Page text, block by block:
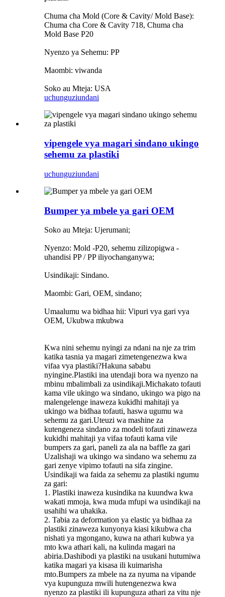
Chuma cha Mold (Core & Cavity/ Mold Base):
Chuma cha Core & Cavity 718, Chuma cha
Mold Base P20
Nyenzo ya Sehemu: PP
Maombi: viwanda
Soko au Mteja: USA
uchunguziundani
vipengele vya magari sindano ukingo
sehemu za plastiki
uchunguziundani
Bumper ya mbele ya gari OEM
Soko au Mteja: Ujerumani;
Nyenzo: Mold -P20, sehemu zilizopigwa -
uhandisi PP / PP iliyochanganywa;
Usindikaji: Sindano.
Maombi: Gari, OEM, sindano;
Umaalumu wa bidhaa hii: Vipuri vya gari vya
OEM, Ukubwa mkubwa
Kwa nini sehemu nyingi za ndani na nje za trim
katika tasnia ya magari zimetengenezwa kwa
vifaa vya plastiki?Hakuna sababu
nyingine.Plastiki ina utendaji bora wa nyenzo na
mbinu mbalimbali za usindikaji.Michakato tofauti
kama vile ukingo wa sindano, ukingo wa pigo na
malengelenge inaweza kukidhi mahitaji ya
ukingo wa bidhaa tofauti, haswa ugumu wa
sehemu za gari.Uteuzi wa mashine za
kutengeneza sindano za modeli tofauti zinaweza
kukidhi mahitaji ya vifaa tofauti kama vile
bumpers za gari, paneli za ala na baffle za gari
Uzalishaji wa ukingo wa sindano wa sehemu za
gari zenye vipimo tofauti na sifa zingine.
Usindikaji wa faida za sehemu za plastiki ngumu
za gari:
1. Plastiki inaweza kusindika na kuundwa kwa
wakati mmoja, kwa muda mfupi wa usindikaji na
usahihi wa uhakika.
2. Tabia za deformation ya elastic ya bidhaa za
plastiki zinaweza kunyonya kiasi kikubwa cha
nishati ya mgongano, kuwa na athari kubwa ya
mto kwa athari kali, na kulinda magari na
abiria.Dashibodi ya plastiki na usukani hutumiwa
katika magari ya kisasa ili kuimarisha
mto.Bumpers za mbele na za nyuma na vipande
vya kupunguza mwili hutengenezwa kwa
nyenzo za plastiki ili kupunguza athari za vitu nje